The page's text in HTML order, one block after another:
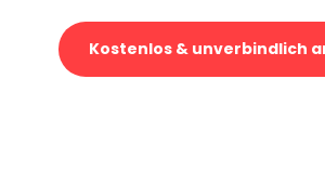
Kostenlos & unverbindlich